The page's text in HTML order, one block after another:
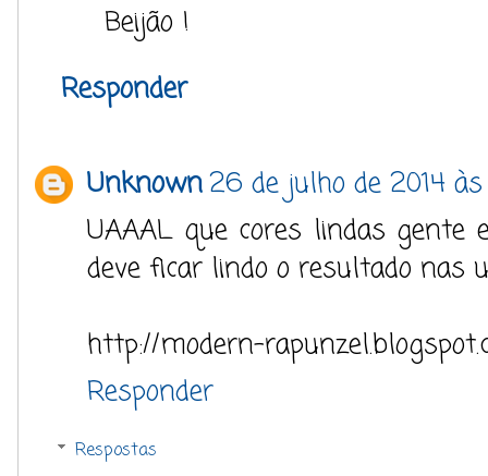
Beijão !
Responder
Unknown26 de julho de 2014 às
UAAAL que cores lindas
deve ficar lindo o resultado nas
http://modern-
Responder
Respostas